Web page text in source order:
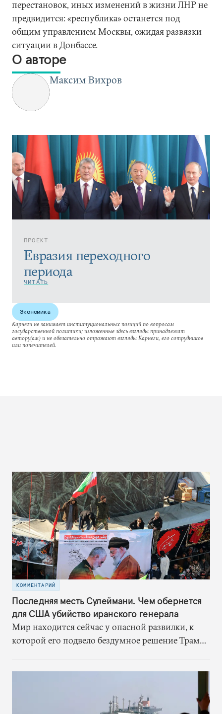
ПРОЕКТ
Евразия переходного
периода
ЧИТАТЬ
перестановок, иных изменений в жизни ЛНР не
предвидится: «республика» останется под
общим управлением Москвы, ожидая развязки
ситуации в Донбассе.
О авторе
Максим Вихров
Экономика
Карнеги не занимает институциональных позиций по вопросам
государственной политики; изложенные здесь взгляды принадлежат
автору(ам) и не обязательно отражают взгляды Карнеги, его сотрудников
или попечителей.
КОММЕНТАРИЙ
Последняя месть Сулеймани. Чем обернется
для США убийство иранского генерала
Мир находится сейчас у опасной развилки, к
которой его подвело бездумное решение Трампа
в нейтральных водах, не наносил ракетные
удары по судам в Персидском заливе, а в Ираке